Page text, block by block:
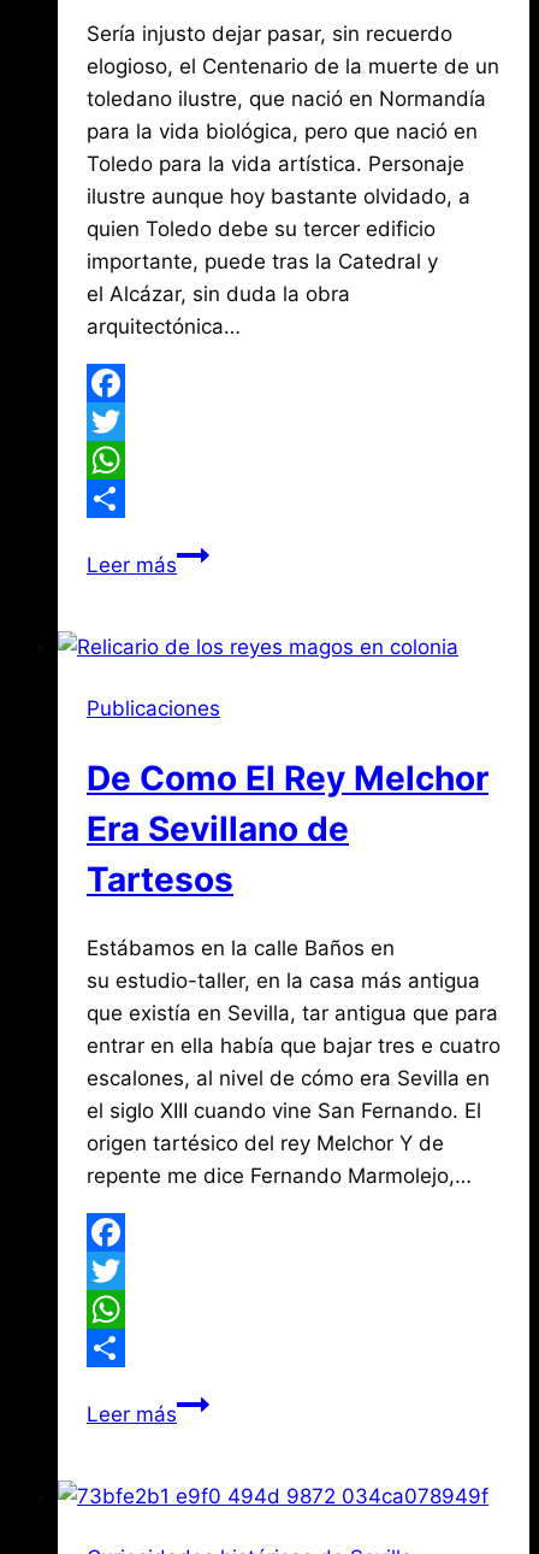
PorJose
María
de
Mena
diciembre
10,
2018agosto
3,
2026
Sería injusto dejar pasar, sin recuerdo
elogioso, el Centenario de la muerte de un
toledano ilustre, que nació en Normandía
para la vida biológica, pero que nació en
Toledo para la vida artística. Personaje
ilustre aunque hoy bastante olvidado, a
quien Toledo debe su tercer edificio
importante, puede tras la Catedral y
el Alcázar, sin duda la obra
arquitectónica…
Facebook
Twitter
WhatsApp
Leer másUn
Normandía
Publicaciones
De Como El Rey Melchor
Era Sevillano de
Tartesos
PorJose
María
de
Mena
enero
5,
2019agosto
3,
2026
Estábamos en la calle Baños en
su estudio-taller, en la casa más antigua
que existía en Sevilla, tar antigua que para
entrar en ella había que bajar tres e cuatro
escalones, al nivel de cómo era Sevilla en
el siglo XIII cuando vine San Fernando. El
origen tartésico del rey Melchor Y de
repente me dice Fernando Marmolejo,…
Facebook
Twitter
WhatsApp
Leer másDe
Rey